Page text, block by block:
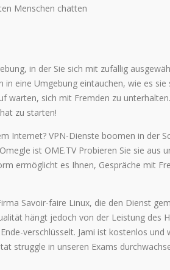
Menschen chatten
in der Sie sich mit zufällig
in eine Umgebung eintauchen, wie es sie
warten, sich mit Fremden zu
zu starten!
Internet? VPN-Dienste boomen in der
ist OME.TV Probieren Sie sie aus
ermöglicht es Ihnen, Gespräche mit
Savoir-faire Linux, die den Dienst
hängt jedoch von der Leistung des
verschlüsselt. Jami ist kostenlos und
struggle in unseren Exams